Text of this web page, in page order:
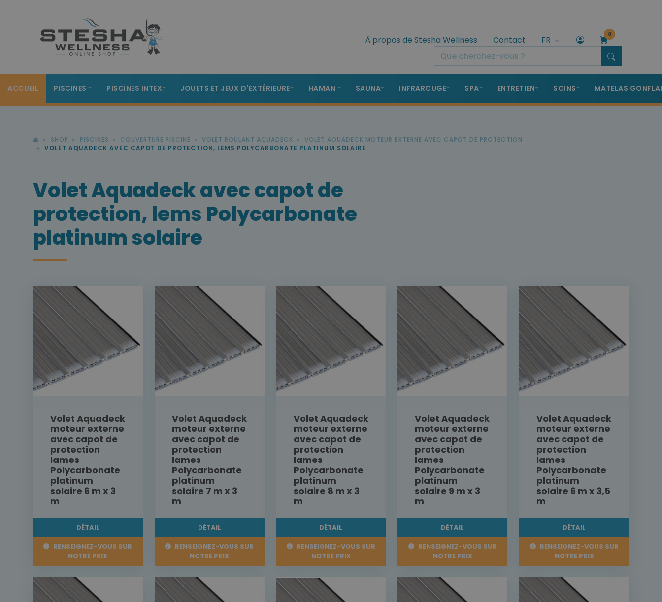
À propos de Stesha Wellness Contact FR
0
ACCUEIL PISCINES PISCINES INTEX JOUETS ET JEUX D'EXTÉRIEURE HAMAN SAUNA INFRAROUGE SPA ENTRETIEN SOINS MATELAS
SHOP PISCINES COUVERTURE PISCINE VOLET ROULANT AQUADECK
VOLET AQUADECK MOTEUR EXTERNE AVEC CAPOT DE PROTECTION
VOLET AQUADECK AVEC CAPOT DE PROTECTION, LEMS POLYCARBONATE PLATINUM SOLAIRE
Volet Aquadeck avec capot de
protection, lems Polycarbonate
platinum solaire
Volet Aquadeck
moteur externe
avec capot de
protection
lames
Polycarbonate
platinum
solaire 6 m x 3
m
DÉTAIL
RENSEIGNEZ-VOUS SUR
NOTRE PRIX
Volet Aquadeck
moteur externe
avec capot de
protection
lames
Polycarbonate
platinum
solaire 7 m x 3
m
DÉTAIL
RENSEIGNEZ-VOUS SUR
NOTRE PRIX
Volet Aquadeck
moteur externe
avec capot de
protection
lames
Polycarbonate
platinum
solaire 8 m x 3
m
DÉTAIL
RENSEIGNEZ-VOUS SUR
NOTRE PRIX
Volet Aquadeck
moteur externe
avec capot de
protection
lames
Polycarbonate
platinum
solaire 9 m x 3
m
DÉTAIL
RENSEIGNEZ-VOUS SUR
NOTRE PRIX
Volet Aquadeck
moteur externe
avec capot de
protection
lames
Polycarbonate
platinum
solaire 6 m x 3,5
m
DÉTAIL
RENSEIGNEZ-VOUS SUR
NOTRE PRIX